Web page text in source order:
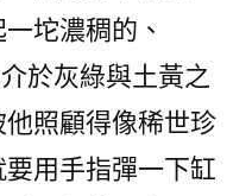
坨濃稠的、
於灰綠與土黃之
照顧得像稀世珍
用手指彈一下缸